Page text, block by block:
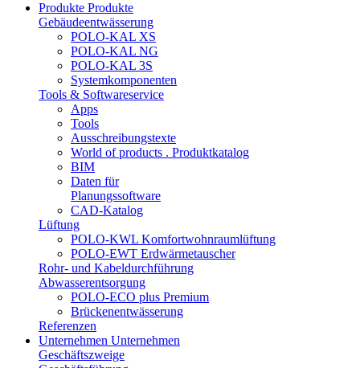
Produkte Produkte
Gebäudeentwässerung
POLO-KAL XS
POLO-KAL NG
POLO-KAL 3S
Systemkomponenten
Tools & Softwareservice
Apps
Tools
Ausschreibungstexte
World of products . Produktkatalog
BIM
Daten für
Planungssoftware
CAD-Katalog
Lüftung
POLO-KWL Komfortwohnraumlüftung
POLO-EWT Erdwärmetauscher
Rohr- und Kabeldurchführung
Abwasserentsorgung
POLO-ECO plus Premium
Brückenentwässerung
Referenzen
Unternehmen Unternehmen
Geschäftszweige